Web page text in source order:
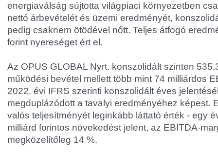
energiaválság sújtotta világpiaci környezetben
nettó árbevételét és üzemi eredményét,
pedig csaknem ötödével nőtt. Teljes átfogó
forint nyereséget ért el.
Az OPUS GLOBAL Nyrt. konszolidált szinten
működési bevétel mellett több mint 74 milliárdos
2022. évi IFRS szerinti konszolidált éves
megduplázódott a tavalyi eredményéhez képest.
valós teljesítményét leginkább láttató érték - egy
milliárd forintos növekedést jelent, az EBITDA-
megközelítőleg 14 %.